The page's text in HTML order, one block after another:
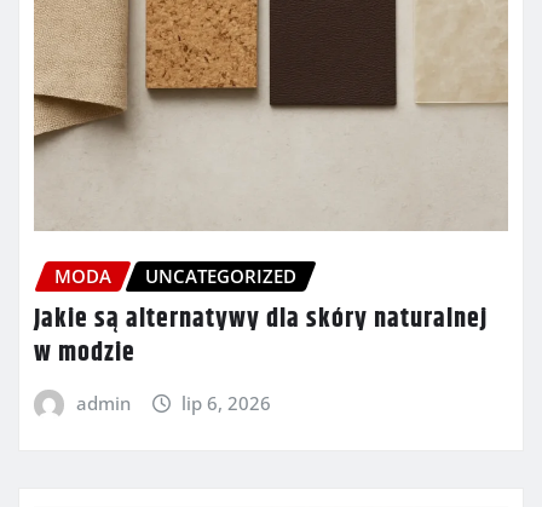
MODA UNCATEGORIZED
Jakie są alternatywy dla skóry naturalnej
w modzie
admin lip 6, 2026